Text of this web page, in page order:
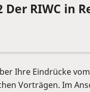
RIWC in
Ihre Eindrücke
Vorträgen. Im